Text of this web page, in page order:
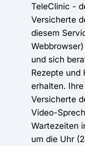
TeleClinic -
Versicherte
diesem
und sich
Rezepte und
erhalten.
Versicherte
Video-
Wartezeiten
um die Uhr